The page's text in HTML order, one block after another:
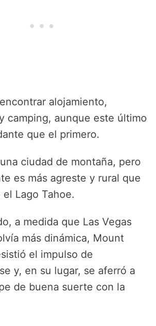
alojamiento,
camping, aunque este último
que el primero.
ciudad de montaña, pero
es más agreste y rural que
Lago Tahoe.
a medida que Las Vegas
más dinámica, Mount
el impulso de
y, en su lugar, se aferró a
de buena suerte con la